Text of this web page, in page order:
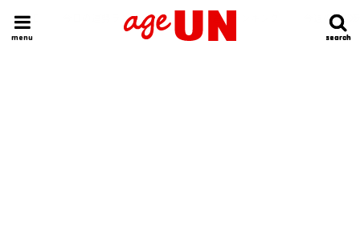
search
search
menu
HOME 今日の運勢ランキング 明日の運勢ランキング 今週の運勢